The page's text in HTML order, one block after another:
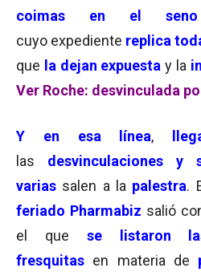
coimas en el
cuyo expediente replica
que la dejan expuesta y la
Ver Roche: desvinculada
Y en esa línea,
las desvinculaciones y
varias salen a la palestra.
feriado Pharmabiz salió
el que se listaron
fresquitas en materia de